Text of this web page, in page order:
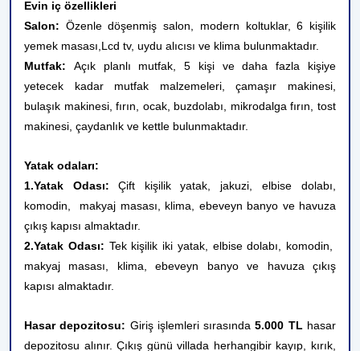
Evin iç özellikleri
Salon: Özenle döşenmiş salon, modern koltuklar, 6 kişilik
yemek masası,Lcd tv, uydu alıcısı ve klima bulunmaktadır.
Mutfak: Açık planlı mutfak, 5 kişi ve daha fazla kişiye
yetecek kadar mutfak malzemeleri, çamaşır makinesi,
bulaşık makinesi, fırın, ocak, buzdolabı, mikrodalga fırın, tost
makinesi, çaydanlık ve kettle bulunmaktadır.
Yatak odaları:
1.Yatak Odası:
Çift kişilik yatak, jakuzi, elbise dolabı,
komodin, makyaj masası, klima, ebeveyn banyo ve havuza
çıkış kapısı almaktadır.
2.Yatak Odası: Tek kişilik iki yatak, elbise dolabı, komodin,
makyaj masası, klima, ebeveyn banyo ve havuza çıkış
kapısı almaktadır.
Hasar depozitosu: Giriş işlemleri sırasında5.000 TL hasar
depozitosu alınır. Çıkış günü villada herhangibir kayıp, kırık,